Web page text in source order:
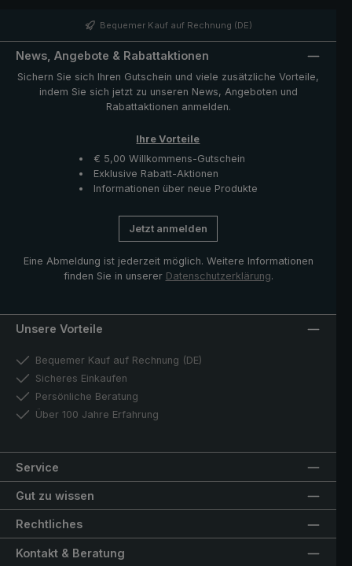
erfahrene und professionelle Schirmmacher garantieren
Qualität auf höchstem Niveau und bestätigen die
Bedeutung des Handwerks.
Bequemer Kauf auf Rechnung (DE)
News, Angebote & Rabattaktionen
Sichern Sie sich Ihren Gutschein und viele zusätzliche Vorteile,
indem Sie sich jetzt zu unseren News, Angeboten und
Rabattaktionen anmelden.
Ihre Vorteile
€ 5,00 Willkommens-Gutschein
Exklusive Rabatt-Aktionen
Informationen über neue Produkte
Jetzt anmelden
Eine Abmeldung ist jederzeit möglich. Weitere Informationen
finden Sie in unserer Datenschutzerklärung.
Unsere Vorteile
Bequemer Kauf auf Rechnung (DE)
Sicheres Einkaufen
Persönliche Beratung
Über 100 Jahre Erfahrung
Service
Gut zu wissen
Rechtliches
Kontakt & Beratung